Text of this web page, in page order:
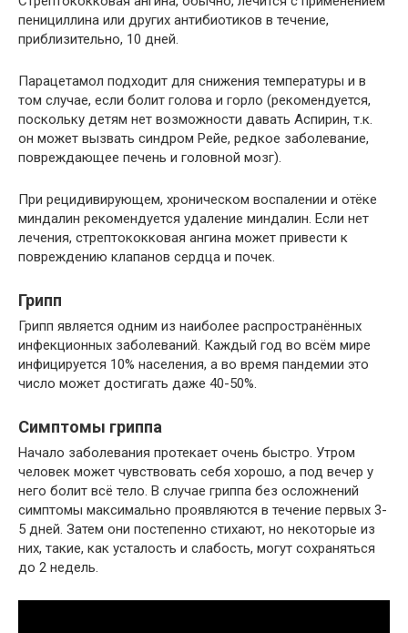
пенициллина или других антибиотиков в течение,
приблизительно, 10 дней.
Парацетамол подходит для снижения температуры и в
том случае, если болит голова и горло (рекомендуется,
поскольку детям нет возможности давать Аспирин, т.к.
он может вызвать синдром Рейе, редкое заболевание,
повреждающее печень и головной мозг).
При рецидивирующем, хроническом воспалении и отёке
миндалин рекомендуется удаление миндалин. Если нет
лечения, стрептококковая ангина может привести к
повреждению клапанов сердца и почек.
Грипп
Грипп является одним из наиболее распространённых
инфекционных заболеваний. Каждый год во всём мире
инфицируется 10% населения, а во время пандемии это
число может достигать даже 40-50%.
Симптомы гриппа
Начало заболевания протекает очень быстро. Утром
человек может чувствовать себя хорошо, а под вечер у
него болит всё тело. В случае гриппа без осложнений
симптомы максимально проявляются в течение первых 3-
5 дней. Затем они постепенно стихают, но некоторые из
них, такие, как усталость и слабость, могут сохраняться
до 2 недель.